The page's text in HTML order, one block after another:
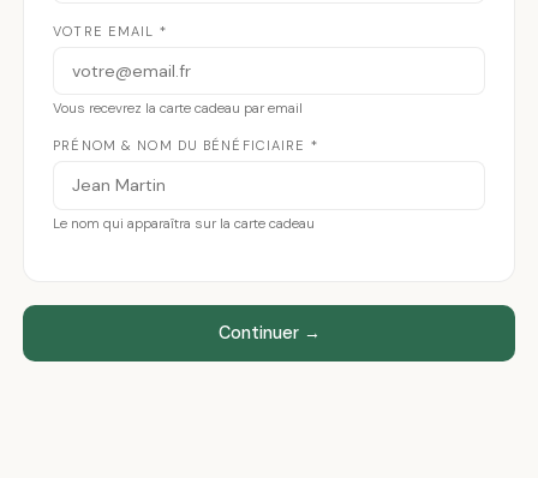
VOTRE EMAIL *
Vous recevrez la carte cadeau par email
PRÉNOM & NOM DU BÉNÉFICIAIRE *
Le nom qui apparaîtra sur la carte cadeau
Continuer →